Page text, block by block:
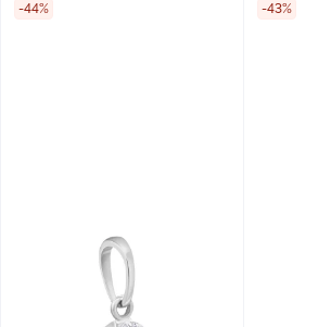
-44% -43%